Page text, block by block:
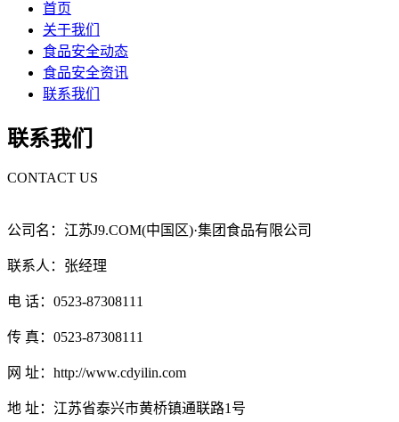
首页
关于我们
食品安全动态
食品安全资讯
联系我们
联系我们
CONTACT US
公司名：江苏J9.COM(中国区)·集团食品有限公司
联系人：张经理
电 话：0523-87308111
传 真：0523-87308111
网 址：http://www.cdyilin.com
地 址：江苏省泰兴市黄桥镇通联路1号